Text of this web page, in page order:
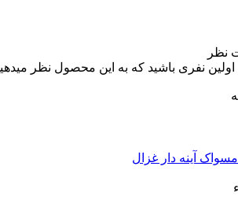
نظر
نفری باشید که به این محصول نظر
آینه دار غزال